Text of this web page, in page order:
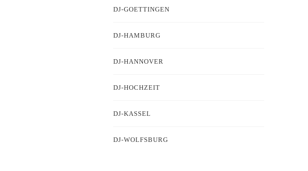
DJ-GOETTINGEN
DJ-HAMBURG
DJ-HANNOVER
DJ-HOCHZEIT
DJ-KASSEL
DJ-WOLFSBURG